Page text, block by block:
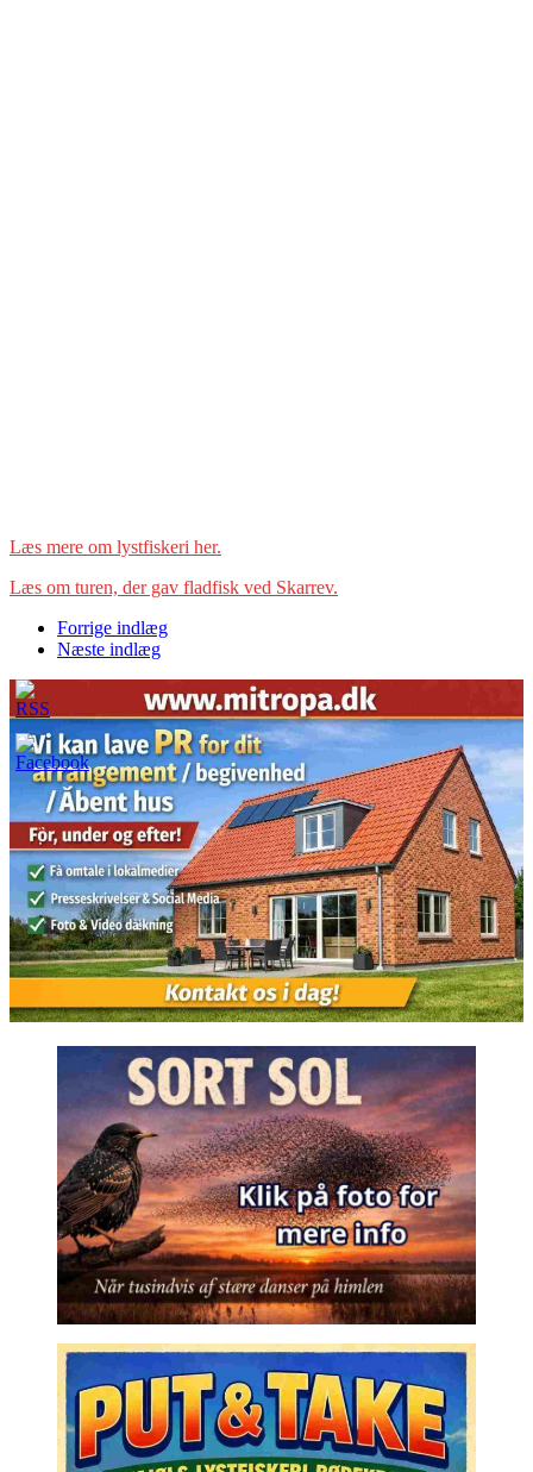
Læs mere om lystfiskeri her.
Læs om turen, der gav fladfisk ved Skarrev.
Forrige indlæg
Næste indlæg